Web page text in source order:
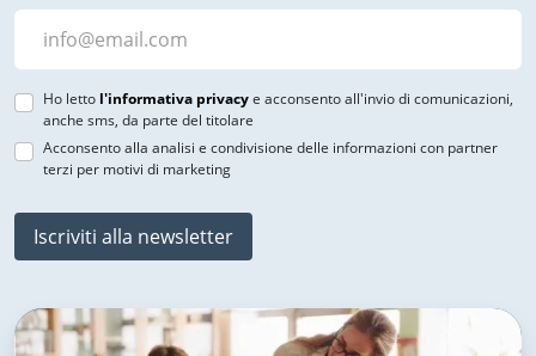
Ho letto l'informativa privacye acconsento all'invio di comunicazioni,
anche sms, da parte del titolare
Acconsento alla analisi e condivisione delle informazioni con partner
terzi per motivi di marketing
Iscriviti alla newsletter